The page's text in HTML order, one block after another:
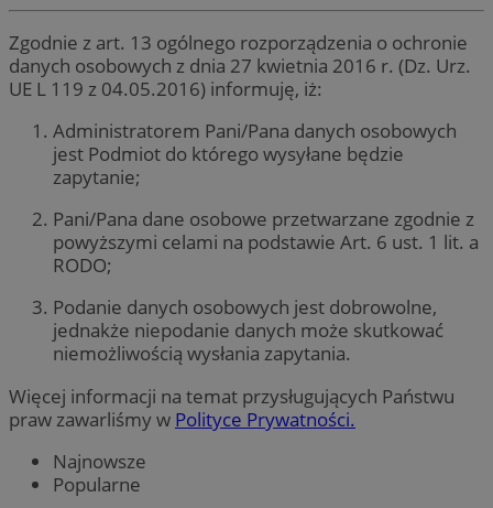
Zgodnie z art. 13 ogólnego rozporządzenia o ochronie
danych osobowych z dnia 27 kwietnia 2016 r. (Dz. Urz.
UE L 119 z 04.05.2016) informuję, iż:
Administratorem Pani/Pana danych osobowych
jest Podmiot do którego wysyłane będzie
zapytanie;
Pani/Pana dane osobowe przetwarzane zgodnie z
powyższymi celami na podstawie Art. 6 ust. 1 lit. a
RODO;
Podanie danych osobowych jest dobrowolne,
jednakże niepodanie danych może skutkować
niemożliwością wysłania zapytania.
Więcej informacji na temat przysługujących Państwu
praw zawarliśmy w Polityce Prywatności.
Najnowsze
Popularne